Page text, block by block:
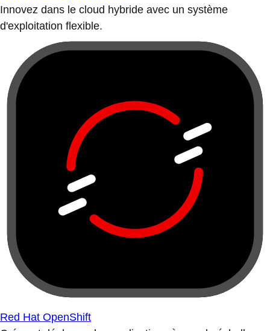
Innovez dans le cloud hybride avec un système
d'exploitation flexible.
Red Hat OpenShift